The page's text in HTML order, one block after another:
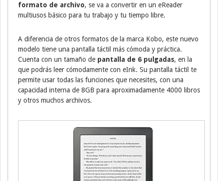
formato de archivo, se va a convertir en un eReader
multiusos básico para tu trabajo y tu tiempo libre.
A diferencia de otros formatos de la marca Kobo, este nuevo
modelo tiene una pantalla táctil más cómoda y práctica.
Cuenta con un tamaño de pantalla de 6 pulgadas, en la
que podrás leer cómodamente con eInk. Su pantalla táctil te
permite usar todas las funciones que necesites, con una
capacidad interna de 8GB para aproximadamente 4000 libros
y otros muchos archivos.